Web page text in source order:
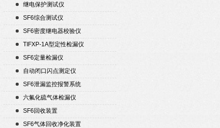
继电保护测试仪
SF6综合测试仪
SF6密度继电器校验仪
TIFXP-1A型定性检漏仪
SF6定量检漏仪
自动闭口闪点测定仪
SF6泄漏监控报警系统
六氟化硫气体检漏仪
SF6回收装置
SF6气体回收净化装置